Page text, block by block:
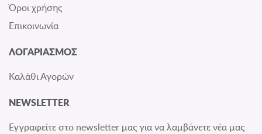
Όροι χρήσης
Επικοινωνία
ΛΟΓΑΡΙΑΣΜΟΣ
Καλάθι Αγορών
NEWSLETTER
Εγγραφείτε στο newsletter μας για να λαμβάνετε νέα μας